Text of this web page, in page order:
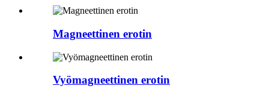
Magneettinen erotin
Vyömagneettinen erotin